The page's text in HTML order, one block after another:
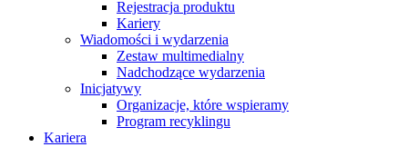
Rejestracja produktu
Kariery
Wiadomości i wydarzenia
Zestaw multimedialny
Nadchodzące wydarzenia
Inicjatywy
Organizacje, które wspieramy
Program recyklingu
Kariera